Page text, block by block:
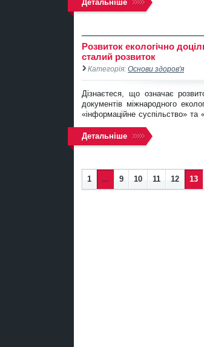
Детальніше
Розвиток екологічно
сталий розвиток
Категорія: Основи здоров'я
Дізнаєтеся, що означає
документів міжнародного
«інформаційне суспільство»
Детальніше
1 ... 9 10 11 12 13